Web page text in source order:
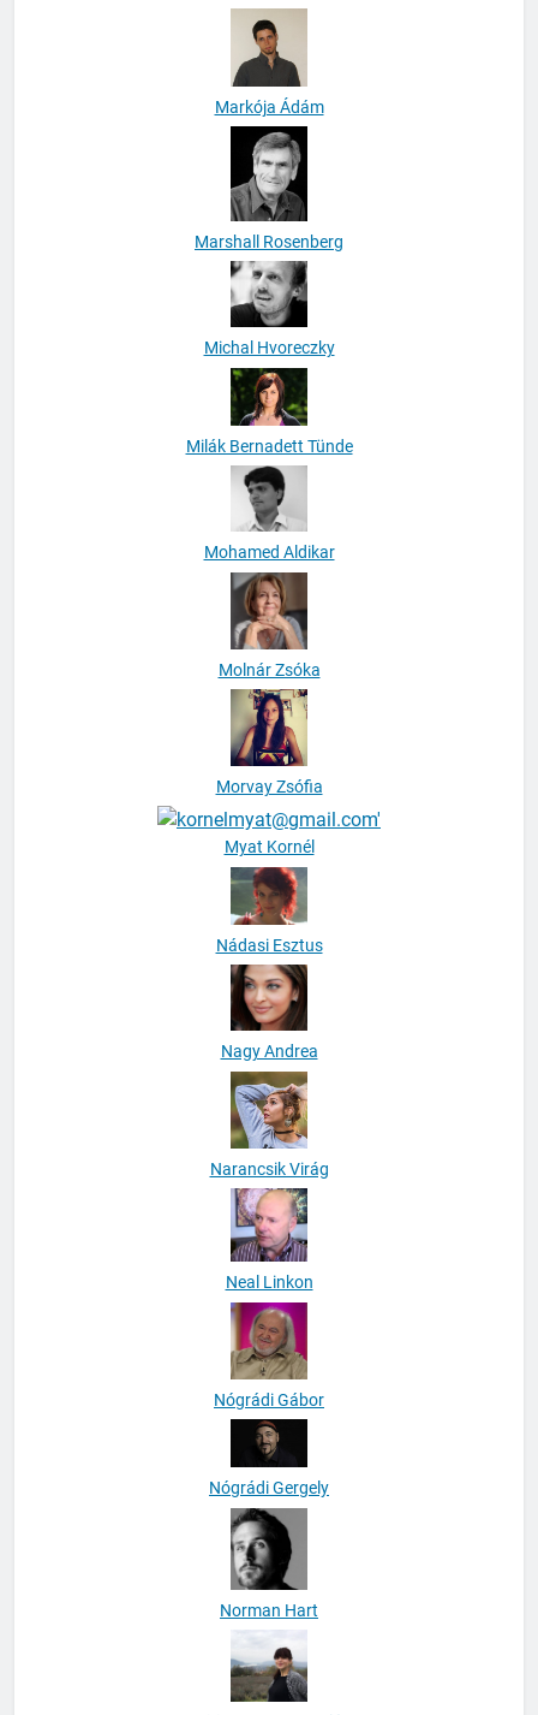
Markója Ádám
Marshall Rosenberg
Michal Hvoreczky
Milák Bernadett Tünde
Mohamed Aldikar
Molnár Zsóka
Morvay Zsófia
Myat Kornél
Nádasi Esztus
Nagy Andrea
Narancsik Virág
Neal Linkon
Nógrádi Gábor
Nógrádi Gergely
Norman Hart